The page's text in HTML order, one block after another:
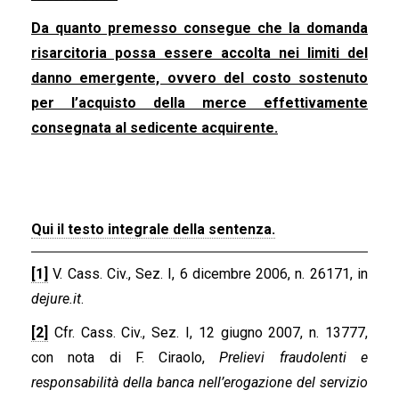
Da quanto premesso consegue che la domanda
risarcitoria possa essere accolta nei limiti del
danno emergente, ovvero del costo sostenuto
per l’acquisto della merce effettivamente
consegnata al sedicente acquirente.
Qui il testo integrale della sentenza.
[1] V. Cass. Civ., Sez. I, 6 dicembre 2006, n. 26171, in
dejure.it.
[2] Cfr. Cass. Civ., Sez. I, 12 giugno 2007, n. 13777,
con nota di F. Ciraolo,Prelievi fraudolenti e
responsabilità della banca nell’erogazione del servizio